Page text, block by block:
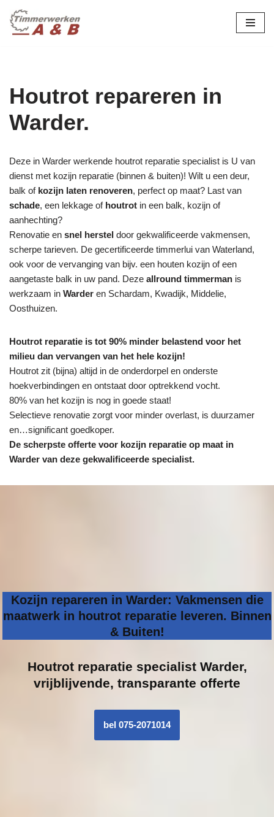
Ga
Houtrot repareren in
Warder.
Deze in Warder werkende houtrot reparatie specialist is U van
dienst met kozijn reparatie (binnen & buiten)! Wilt u een deur,
balk of kozijn laten renoveren, perfect op maat? Last van
schade, een lekkage of houtrot in een balk, kozijn of
aanhechting?
Renovatie en snel herstel door gekwalificeerde vakmensen,
scherpe tarieven. De gecertificeerde timmerlui van Waterland,
ook voor de vervanging van bijv. een houten kozijn of een
aangetaste balk in uw pand. Deze allround timmerman is
werkzaam in Warder en Schardam, Kwadijk, Middelie,
Oosthuizen.
Houtrot reparatie is tot 90% minder belastend voor het
milieu dan vervangen van het hele kozijn!
Houtrot zit (bijna) altijd in de onderdorpel en onderste
hoekverbindingen en ontstaat door optrekkend vocht.
80% van het kozijn is nog in goede staat!
Selectieve renovatie zorgt voor minder overlast, is duurzamer
en…significant goedkoper.
De scherpste offerte voor kozijn reparatie op maat in
Warder van deze gekwalificeerde specialist.
Kozijn repareren in Warder: Vakmensen die
maatwerk in houtrot reparatie leveren. Binnen
& Buiten!
Houtrot reparatie specialistWarder,
vrijblijvende, transparante offerte
bel 075-2071014